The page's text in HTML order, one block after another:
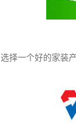
选择一个好的家装